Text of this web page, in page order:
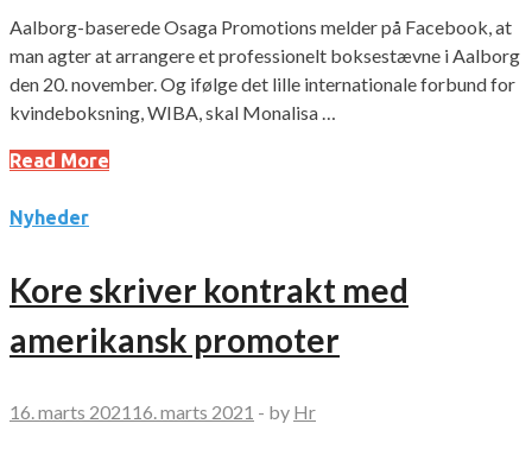
Aalborg-baserede Osaga Promotions melder på Facebook, at
man agter at arrangere et professionelt boksestævne i Aalborg
den 20. november. Og ifølge det lille internationale forbund for
kvindeboksning, WIBA, skal Monalisa …
Read More
Nyheder
Kore skriver kontrakt med
amerikansk promoter
16. marts 2021 16. marts 2021 - by Hr